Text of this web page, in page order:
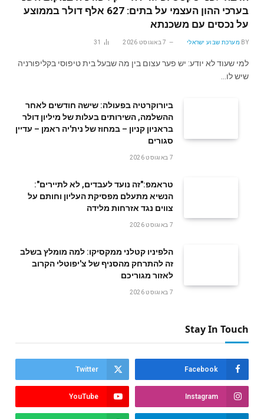
בערכי ההון העצמי על בתים: 627 אלף דולר בממוצע
על נכסים עם משכנתא
BY מערכת שבוע ישראלי 7 באוגוסט 2026 31
למי שעוד לא יודע: יש פער עצום בין מה שבעל בית טיפוסי בקליפורניה
שיש לו…
ביורוקרטיה בפעולה: שישה חודשים לאחר
ההשלמה, השירותים בעלות של מיליון דולר
בראניון קניון – במחוז של נית'יה ראמן – עדיין
סגורים
7 באוגוסט 2026
טראמפ:"זה נועד לעבדים, לא לתיירים":
הנשיא מתעלם מפסיקת העליון וחותם על
צווים נגד אזרחות מלידה
7 באוגוסט 2026
הלפיניו קטלני ממקסיקו: למה מומלץ בשלב
זה להתרחק מהסניף של צ'יפוטלי הקרוב
לאזור מגוריכם
7 באוגוסט 2026
Stay In Touch
Facebook
Twitter
Instagram
YouTube